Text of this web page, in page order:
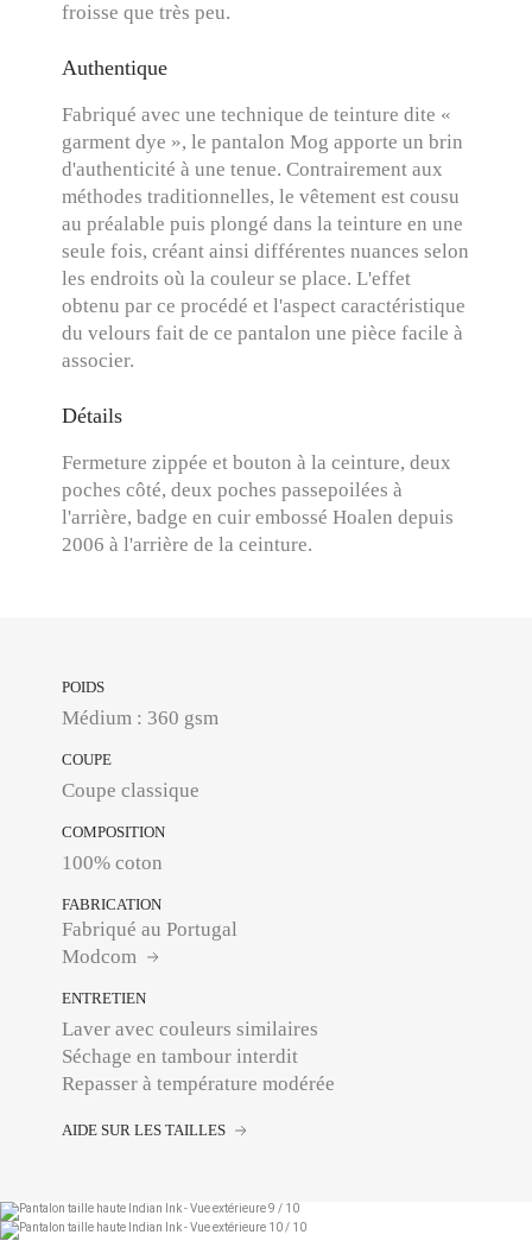
froisse que très peu.
Authentique
Fabriqué avec une technique de teinture dite «
garment dye », le pantalon Mog apporte un brin
d'authenticité à une tenue. Contrairement aux
méthodes traditionnelles, le vêtement est cousu
au préalable puis plongé dans la teinture en une
seule fois, créant ainsi différentes nuances selon
les endroits où la couleur se place. L'effet
obtenu par ce procédé et l'aspect caractéristique
du velours fait de ce pantalon une pièce facile à
associer.
Détails
Fermeture zippée et bouton à la ceinture, deux
poches côté, deux poches passepoilées à
l'arrière, badge en cuir embossé Hoalen depuis
2006 à l'arrière de la ceinture.
POIDS
Médium : 360 gsm
COUPE
Coupe classique
COMPOSITION
100% coton
FABRICATION
Fabriqué au Portugal
Modcom
ENTRETIEN
Laver avec couleurs similaires
Séchage en tambour interdit
Repasser à température modérée
AIDE SUR LES TAILLES